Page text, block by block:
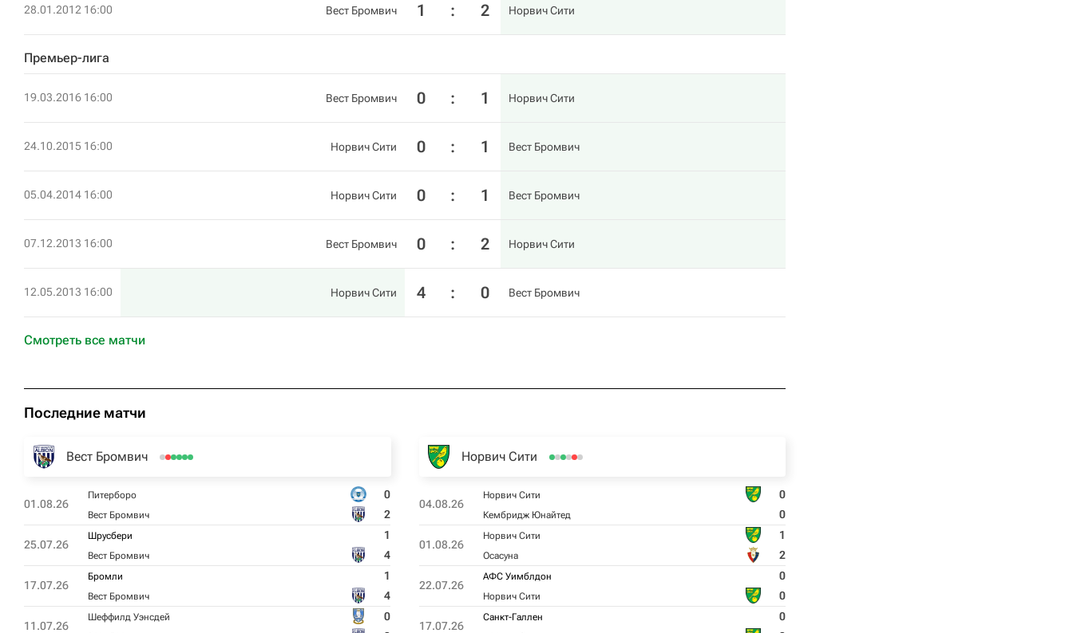
28.01.2012 16:00 Вест Бромвич 1 : 2 Норвич Сити
Премьер-лига
19.03.2016 16:00 Вест Бромвич 0 : 1 Норвич Сити
24.10.2015 16:00 Норвич Сити 0 : 1 Вест Бромвич
05.04.2014 16:00 Норвич Сити 0 : 1 Вест Бромвич
07.12.2013 16:00 Вест Бромвич 0 : 2 Норвич Сити
12.05.2013 16:00 Норвич Сити 4 : 0 Вест Бромвич
Смотреть все матчи
Последние матчи
Вест Бромвич
01.08.26
Питерборо 0
Вест Бромвич 2
25.07.26
Шрусбери 1
Вест Бромвич 4
17.07.26
Бромли 1
Вест Бромвич 4
11.07.26
Шеффилд Уэнсдей 0
Норвич Сити
04.08.26
Норвич Сити 0
Кембридж Юнайтед 0
01.08.26
Норвич Сити 1
Осасуна 2
22.07.26
АФС Уимблдон 0
Норвич Сити 0
17.07.26
Санкт-Галлен 0